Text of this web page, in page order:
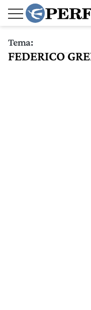
Tema:
FEDERICO